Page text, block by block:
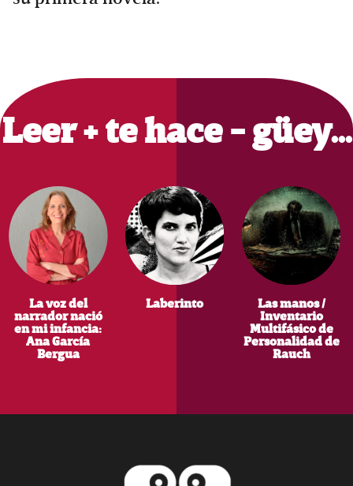
Primary
Sidebar
Leer + te hace - güey…
La voz del
narrador nació
en mi infancia:
Ana García
Bergua
Laberinto
Las manos /
Inventario
Multifásico de
Personalidad de
Rauch